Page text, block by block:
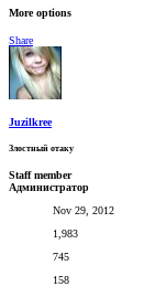
More options
Share
Juzilkree
Злостный отаку
Staff member
Администратор
Nov 29, 2012
1,983
745
158